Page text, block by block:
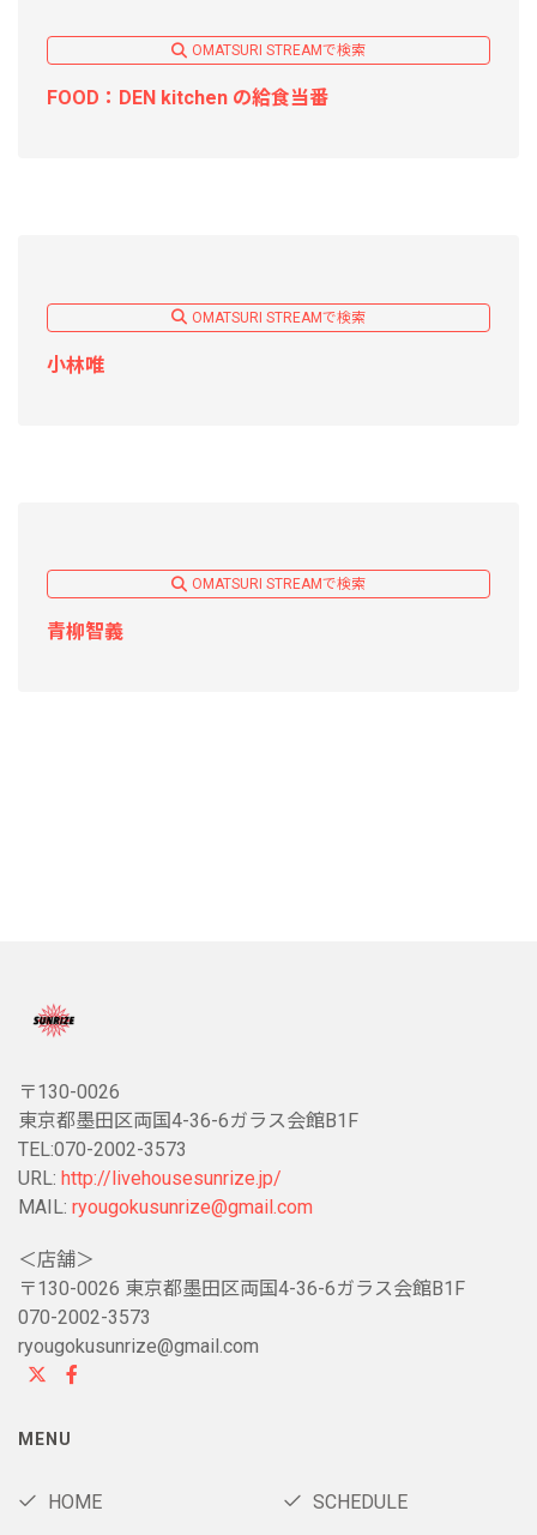
OMATSURI STREAMで検索
FOOD：DEN kitchen の給食当番
OMATSURI STREAMで検索
小林唯
OMATSURI STREAMで検索
青柳智義
〒130-0026
東京都墨田区両国4-36-6ガラス会館B1F
TEL:070-2002-3573
URL: http://livehousesunrize.jp/
MAIL: ryougokusunrize@gmail.com
＜店舗＞
〒130-0026 東京都墨田区両国4-36-6ガラス会館B1F
070-2002-3573
ryougokusunrize@gmail.com
MENU
HOME
SCHEDULE